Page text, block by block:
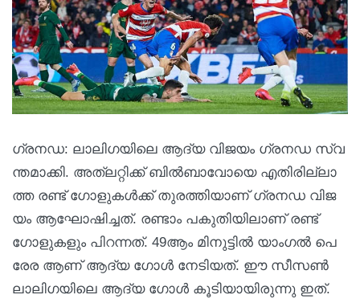
ഗ്ര​ന​ഡ: ലാ​ലി​ഗ​യി​ലെ ആ​ദ്യ വി​ജ​യം ഗ്ര​ന​ഡ സ്വ​
ന്ത​മാ​ക്കി. അ​ത്ല​റ്റി​ക്ക് ബി​ൽ​ബാ​വോ​യെ എ​തി​രി​ല്ലാ​
ത്ത ര​ണ്ട് ഗോ​ളു​ക​ൾ​ക്ക് തു​ര​ത്തി​യാ​ണ് ഗ്ര​ന​ഡ വി​ജ​
യം ആ​ഘോ​ഷി​ച്ച​ത്. ര​ണ്ടാം പ​കു​തി​യി​ലാ​ണ് ര​ണ്ട്
ഗോ​ളു​ക​ളും പി​റ​ന്ന​ത്. 49ആം ​മി​നു​ട്ടി​ൽ യാം​ഗ​ൽ പെ​
രേ​ര ആ​ണ് ആ​ദ്യ ഗോ​ൾ നേ​ടി​യ​ത്. ഈ ​സീ​സ​ണ്‍
ലാ​ലി​ഗ​യി​ലെ ആ​ദ്യ ഗോ​ൾ കൂ​ടി​യാ​യി​രു​ന്നു ഇ​ത്.